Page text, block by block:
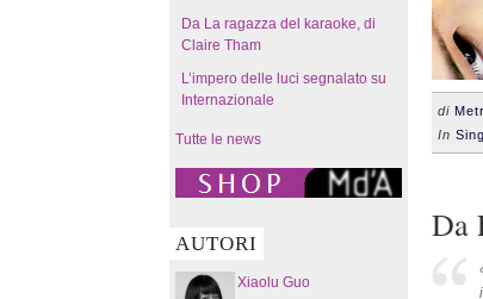
Da La ragazza del karaoke, di
Claire Tham
L’impero delle luci segnalato su
Internazionale
Tutte le news
AUTORI
Xiaolu Guo
di
In
Da